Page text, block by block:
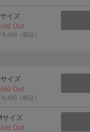
イズ
Out
6,490（税込）
イズ
Out
6,490（税込）
サイズ
Out